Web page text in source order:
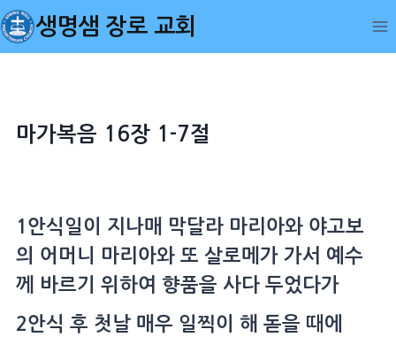
Skip
to
content
생명샘 장로 교회
마가복음 16장 1-7절
1 안식일이 지나매 막달라 마리아와 야고보
의 어머니 마리아와 또 살로메 가 가서 예수
께 바르기 위하여 향품을 사다 두었다가
2안식 후 첫날 매우 일찍이 해 돋을 때에